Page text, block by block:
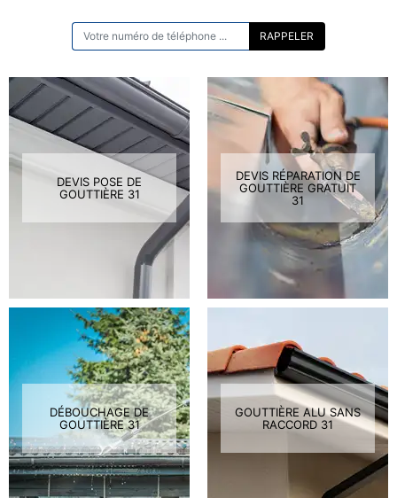
DEVIS POSE DE
GOUTTIÈRE 31
DEVIS RÉPARATION DE
GOUTTIÈRE GRATUIT
31
DÉBOUCHAGE DE
GOUTTIÈRE 31
GOUTTIÈRE ALU SANS
RACCORD 31